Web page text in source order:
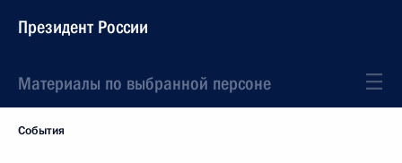
Президент России
Материалы по выбранной персоне
События